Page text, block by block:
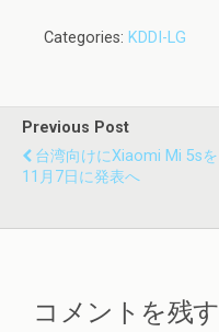
Categories: KDDI-LG
Previous Post
台湾向けにXiaomi Mi 5sを
11月7日に発表へ
コメントを残す